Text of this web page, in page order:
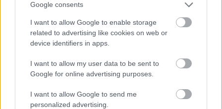
Google consents
I want to allow Google to enable storage
related to advertising like cookies on web or
device identifiers in apps.
I want to allow my user data to be sent to
Google for online advertising purposes.
I want to allow Google to send me
personalized advertising.